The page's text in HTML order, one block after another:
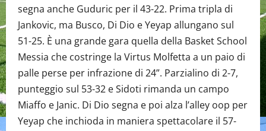
segna anche Guduric per il 43-22. Prima tripla di
Jankovic, ma Busco, Di Dio e Yeyap allungano sul
51-25. È una grande gara quella della Basket School
Messia che costringe la Virtus Molfetta a un paio di
palle perse per infrazione di 24”. Parzialino di 2-7,
punteggio sul 53-32 e Sidoti rimanda un campo
Miaffo e Janic. Di Dio segna e poi alza l’alley oop per
Yeyap che inchioda in maniera spettacolare il 57-